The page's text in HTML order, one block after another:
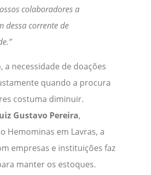
colaboradores a
dessa corrente de
a necessidade de doações
quando a procura
costuma diminuir.
Gustavo Pereira,
Hemominas em Lavras, a
empresas e instituições faz
manter os estoques.